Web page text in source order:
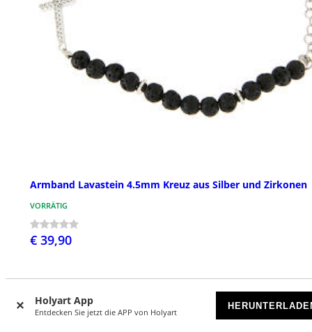
Holyart App
Entdecken Sie jetzt die APP von Holyart
Armband Lavastein 4.5mm Kreuz aus Silber und Zirkonen
VORRÄTIG
€ 39,90